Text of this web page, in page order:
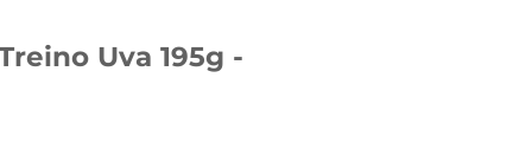
Uva 195g -